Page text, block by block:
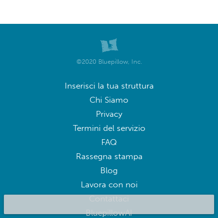
©2020 Bluepillow, Inc.
Inserisci la tua struttura
Chi Siamo
Privacy
Termini del servizio
FAQ
Rassegna stampa
Blog
Lavora con noi
Contattaci
BluepillowAI